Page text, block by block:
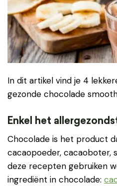
In dit artikel vind je 4
gezonde chocolade
Enkel het
Chocolade is het product
cacaopoeder, cacaoboter,
deze recepten gebruiken
ingrediënt in chocolade: